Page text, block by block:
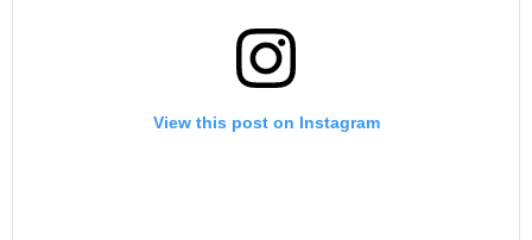
View this post on Instagram